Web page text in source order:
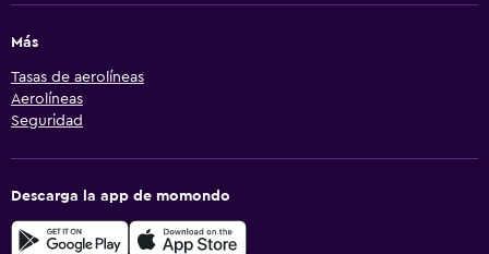
Más
Tasas de aerolíneas
Aerolíneas
Seguridad
Descarga la app de momondo